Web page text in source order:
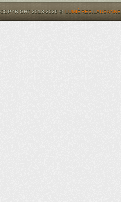
COPYRIGHT 2013-2026 © LUMIÈRES.LAUSANNE